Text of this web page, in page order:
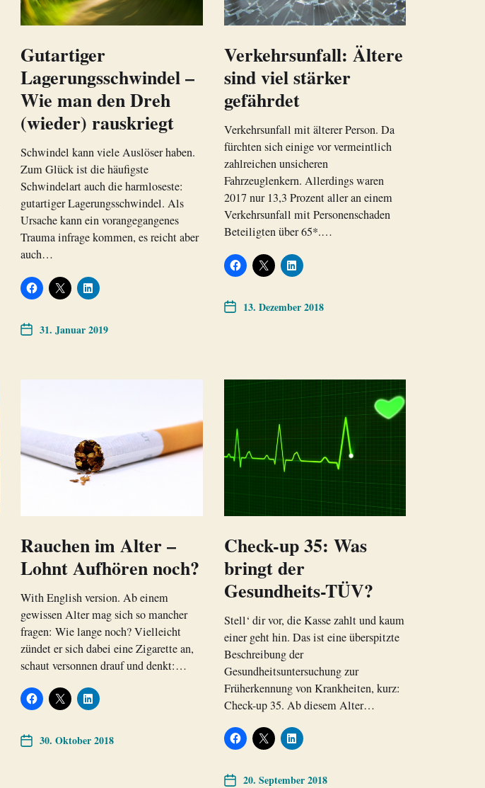
Gutartiger
Lagerungsschwindel –
Wie man den Dreh
(wieder) rauskriegt
Schwindel kann viele Auslöser haben.
Zum Glück ist die häufigste
Schwindelart auch die harmloseste:
gutartiger Lagerungsschwindel. Als
Ursache kann ein vorangegangenes
Trauma infrage kommen, es reicht aber
auch…
31. Januar 2019
Verkehrsunfall: Ältere
sind viel stärker
gefährdet
Verkehrsunfall mit älterer Person. Da
fürchten sich einige vor vermeintlich
zahlreichen unsicheren
Fahrzeuglenkern. Allerdings waren
2017 nur 13,3 Prozent aller an einem
Verkehrsunfall mit Personenschaden
Beteiligten über 65*.…
13. Dezember 2018
Rauchen im Alter –
Lohnt Aufhören noch?
With English version. Ab einem
gewissen Alter mag sich so mancher
fragen: Wie lange noch? Vielleicht
zündet er sich dabei eine Zigarette an,
schaut versonnen drauf und denkt:…
30. Oktober 2018
Check-up 35: Was
bringt der
Gesundheits-TÜV?
Stell‘ dir vor, die Kasse zahlt und kaum
einer geht hin. Das ist eine überspitzte
Beschreibung der
Gesundheitsuntersuchung zur
Früherkennung von Krankheiten, kurz:
Check-up 35. Ab diesem Alter…
20. September 2018